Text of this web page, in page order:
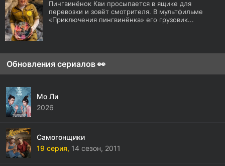
Пингвинёнок Кви просыпается в ящике для
перевозки и зовёт смотрителя. В мультфильме
«Приключения пингвинёнка» его грузовик...
Обновления сериалов 👀
Мо Ли
2026
Самогонщики
19 серия, 14 сезон, 2011